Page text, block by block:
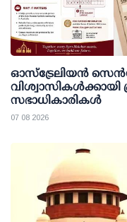
ഓസ്ട്രേലിയൻ
വിശ്വാസികൾക്കായി
സഭാധികാരികൾ
07 08 2026